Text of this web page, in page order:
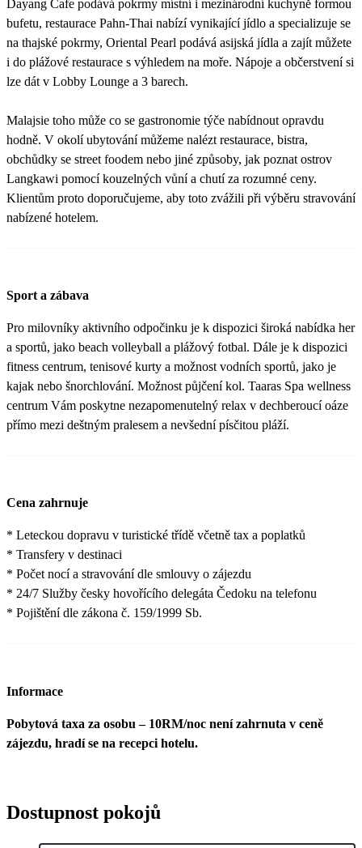
Dayang Cafe podává pokrmy místní i mezinárodní kuchyně formou
bufetu, restaurace Pahn-Thai nabízí vynikající jídlo a specializuje se
na thajské pokrmy, Oriental Pearl podává asijská jídla a zajít můžete
i do plážové restaurace s výhledem na moře. Nápoje a občerstvení si
lze dát v Lobby Lounge a 3 barech.
Malajsie toho může co se gastronomie týče nabídnout opravdu
hodně. V okolí ubytování můžeme nalézt restaurace, bistra,
obchůdky se street foodem nebo jiné způsoby, jak poznat ostrov
Langkawi pomocí kouzelných vůní a chutí za rozumné ceny.
Klientům proto doporučujeme, aby toto zvážili při výběru stravování
nabízené hotelem.
Sport a zábava
Pro milovníky aktivního odpočinku je k dispozici široká nabídka her
a sportů, jako beach volleyball a plážový fotbal. Dále je k dispozici
fitness centrum, tenisové kurty a možnost vodních sportů, jako je
kajak nebo šnorchlování. Možnost půjčení kol. Taaras Spa wellness
centrum Vám poskytne nezapomenutelný relax v dechberoucí oáze
přímo mezi deštným pralesem a nevšední písčitou pláží.
Cena zahrnuje
* Leteckou dopravu v turistické třídě včetně tax a poplatků
* Transfery v destinaci
* Počet nocí a stravování dle smlouvy o zájezdu
* 24/7 Služby česky hovořícího delegáta Čedoku na telefonu
* Pojištění dle zákona č. 159/1999 Sb.
Informace
Pobytová taxa za osobu – 10RM/noc není zahrnuta v ceně
zájezdu, hradí se na recepci hotelu.
Dostupnost pokojů